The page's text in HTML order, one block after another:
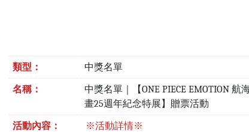
類型： 中獎名單
名稱：
中獎名單｜【ONE PIECE EMOTION 航
畫25週年紀念特展】贈票活動
活動內容： ※活動詳情※